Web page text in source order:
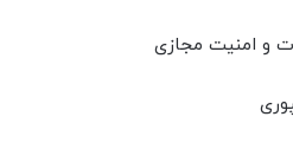
و امنیت مجازی